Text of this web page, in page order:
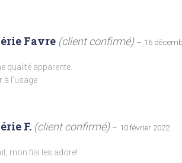
Favre (client confirmé) – 16
qualité apparente.
à l’usage
F. (client confirmé) – 10 février 2022
mon fils les adore!